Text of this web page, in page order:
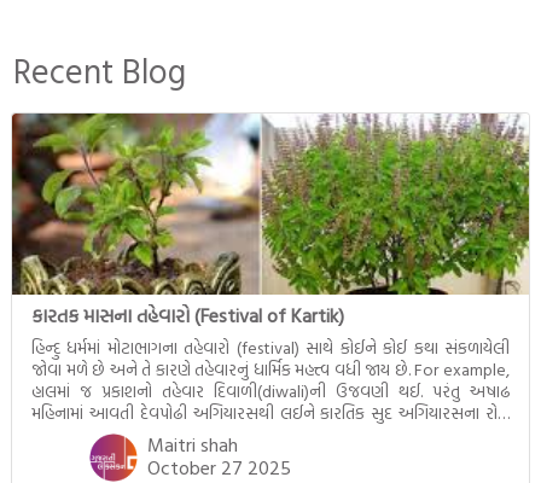
ઉત્તરાધિકારી તરીકે સ્થાપે છે તે
દૃશ્યો અંકિત થયાં છે. ટૂંકમાં બુદ્ધનાં
જીવનના અંતિમ દિવસોની યાત્રાનો
પરિપાક જોવા મળે […]
Recent Blog
કારતક માસના તહેવારો (Festival of Kartik)
હિન્દુ ધર્મમાં મોટાભાગના તહેવારો (festival) સાથે કોઈને કોઈ કથા સંકળાયેલી
જોવા મળે છે અને તે કારણે તહેવારનું ધાર્મિક મહત્ત્વ વધી જાય છે. For example,
હાલમાં જ પ્રકાશનો તહેવાર દિવાળી(diwali)ની ઉજવણી થઈ. પરંતુ અષાઢ
મહિનામાં આવતી દેવપોઢી અગિયારસથી લઈને કારતિક સુદ અગિયારસના રોજ
આવતી દેવ ઊઠી અગિયારસ વચ્ચે મોટેભાગે યજ્ઞોપવીત સંસ્કાર, લગ્ન,
દીક્ષાગ્રહણ, યજ્ઞ, ગૃહપ્રવેશ જેવા […]
Maitri shah
October 27 2025